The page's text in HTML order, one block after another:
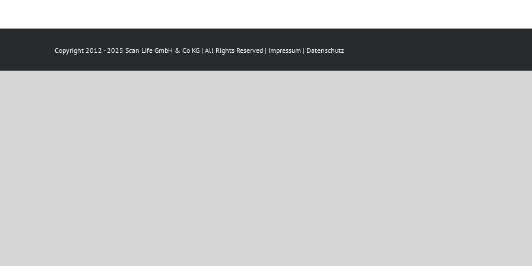
Copyright 2012 - 2025 Scan Life GmbH & Co KG | All Rights Reserved | Impressum | Datenschutz